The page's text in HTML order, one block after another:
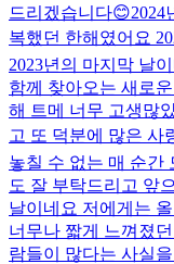
드리겠습니다😊2024
복했던 한해였어요
2023년의 마지막 날
함께 찾아오는 새로
해 트메 너무 고생많
고 또 덕분에 많은 사
놓칠 수 없는 매 순간
도 잘 부탁드리고 앞
날이네요 저에게는
너무나 짧게 느껴졌
람들이 많다는 사실